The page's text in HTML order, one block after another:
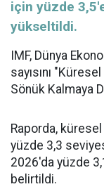
için yüzde
yükseltildi.
IMF, Dünya
sayısını
Sönük Kalmaya
Raporda,
yüzde 3,3
2026'da yüzde
belirtildi.